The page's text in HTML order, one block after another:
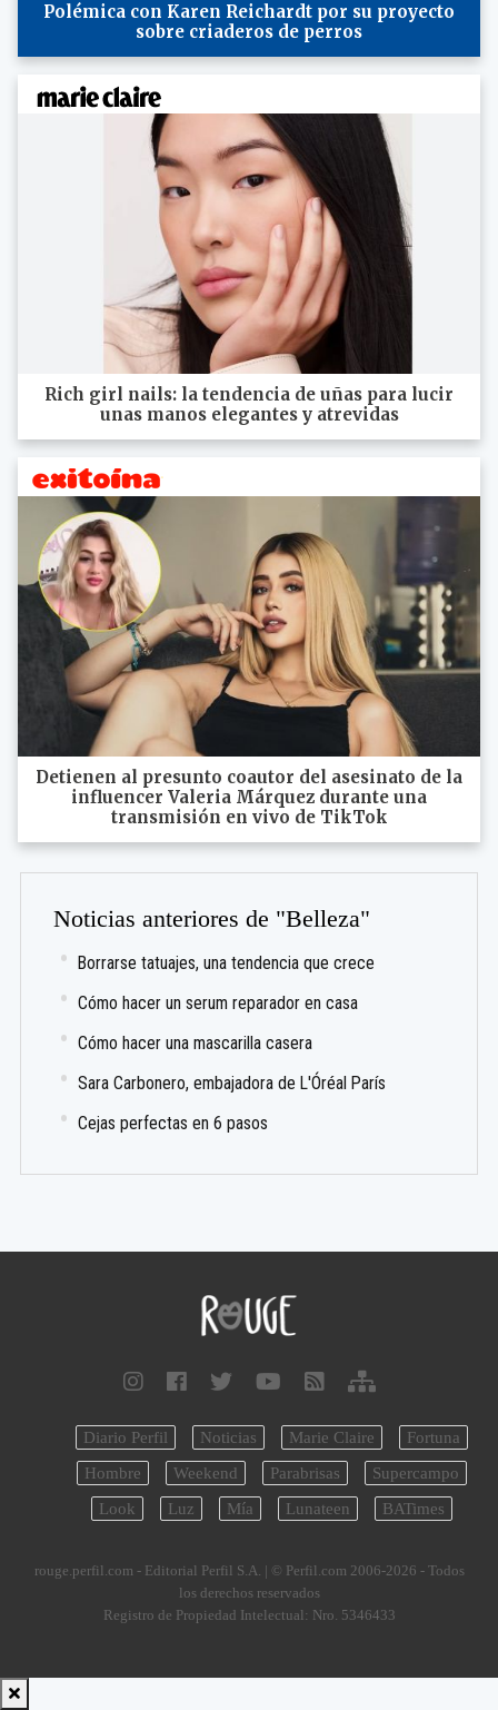
Polémica con Karen Reichardt por su proyecto
sobre criaderos de perros
Rich girl nails: la tendencia de uñas para lucir
unas manos elegantes y atrevidas
Detienen al presunto coautor del asesinato de la
influencer Valeria Márquez durante una
transmisión en vivo de TikTok
Noticias anteriores de "Belleza"
Borrarse tatuajes, una tendencia que crece
Cómo hacer un serum reparador en casa
Cómo hacer una mascarilla casera
Sara Carbonero, embajadora de L'Óréal París
Cejas perfectas en 6 pasos
Diario Perfil Noticias Marie Claire
Fortuna
Hombre
Weekend Parabrisas
Supercampo
Look
Luz Mía Lunateen BATimes
rouge.perfil.com - Editorial Perfil S.A. | © Perfil.com 2006-2026 - Todos
los derechos reservados
Registro de Propiedad Intelectual: Nro. 5346433